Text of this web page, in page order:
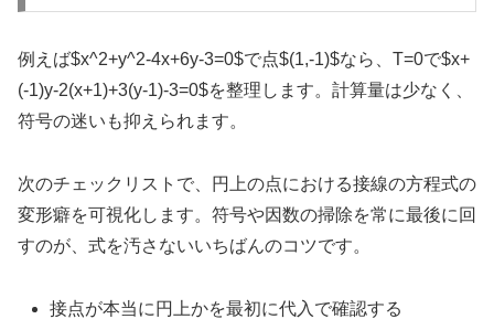
例えば$x^2+y^2-4x+6y-3=0$で点$(1,-1)$なら、T=0で$x+
(-1)y-2(x+1)+3(y-1)-3=0$を整理します。計算量は少なく、
符号の迷いも抑えられます。
次のチェックリストで、円上の点における接線の方程式の
変形癖を可視化します。符号や因数の掃除を常に最後に回
すのが、式を汚さないいちばんのコツです。
接点が本当に円上かを最初に代入で確認する